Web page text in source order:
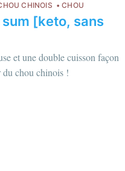
CHINOIS CHOU
[keto, sans
et une double cuisson façon
du chou chinois !
Pour